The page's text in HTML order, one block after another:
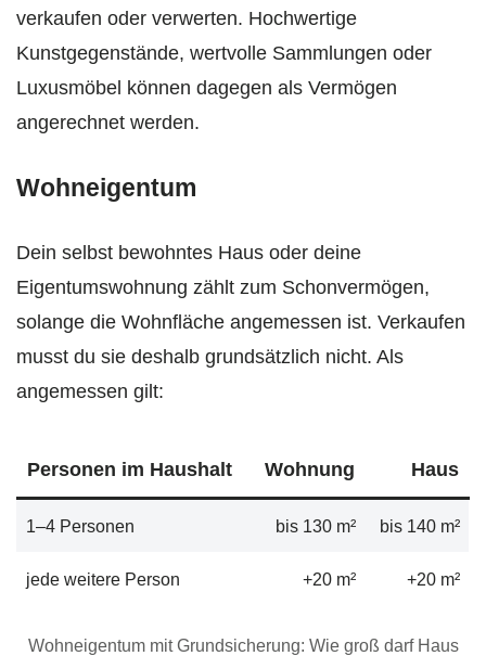
verkaufen oder verwerten. Hochwertige
Kunstgegenstände, wertvolle Sammlungen oder
Luxusmöbel können dagegen als Vermögen
angerechnet werden.
Wohneigentum
Dein selbst bewohntes Haus oder deine
Eigentumswohnung zählt zum Schonvermögen,
solange die Wohnfläche angemessen ist. Verkaufen
musst du sie deshalb grundsätzlich nicht. Als
angemessen gilt:
Personen im Haushalt Wohnung Haus
1–4 Personen bis 130 m² bis 140 m²
jede weitere Person +20 m² +20 m²
Wohneigentum mit Grundsicherung: Wie groß darf Haus